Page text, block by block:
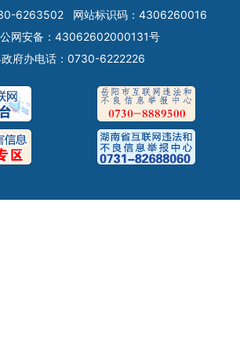
6263502
网站标识码：4306260016
网安备：43062602000131号
府办电话：0730-6222226